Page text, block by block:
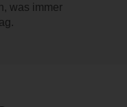
was immer